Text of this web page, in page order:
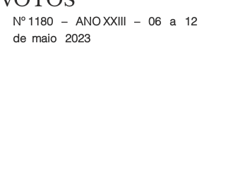
Nº 1180   –   ANO XXIII   –   06   a   12
de  maio   2023